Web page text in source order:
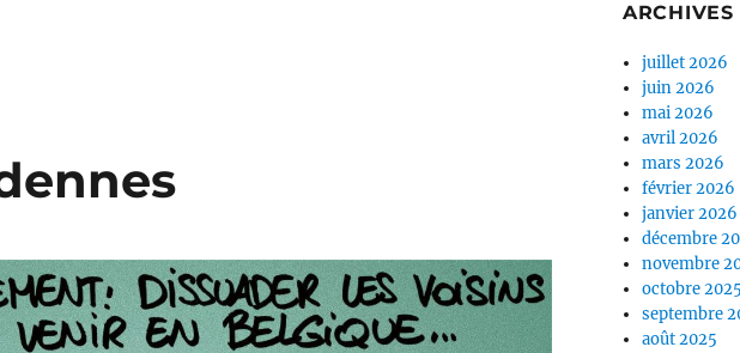
ARCHIVES
juillet 2026
juin 2026
mai 2026
avril 2026
mars 2026
février 2026
janvier 2026
décembre
novembre
octobre 2025
septembre
août 2025